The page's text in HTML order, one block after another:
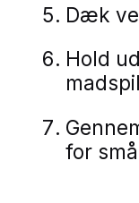
Dæk
Hold
for